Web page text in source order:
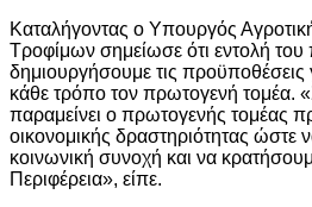
Καταλήγοντας ο Υπουργός
Τροφίμων σημείωσε ότι εντολή
δημιουργήσουμε τις προϋποθέσεις
κάθε τρόπο τον πρωτογενή τομέα.
παραμείνει ο πρωτογενής τομέας
οικονομικής δραστηριότητας ώστε
κοινωνική συνοχή και να
Περιφέρεια», είπε.